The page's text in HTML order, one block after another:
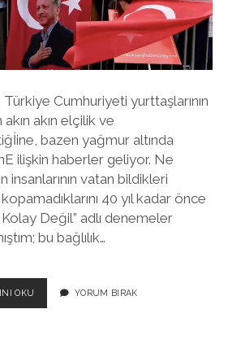
twitterfacebook
instagram
Türkiye Cumhuriyeti yurttaşlarının
akın elçilik ve
bazen yağmur altında
ilişkin haberler geliyor. Ne
insanlarının vatan bildikleri
40 yıl kadar önce
Kolay Değil” adlı denemeler
bu bağlılık…
OKU
SESTEN
YORUM BIRAK